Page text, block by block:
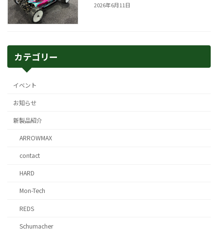
2026年6月11日
カテゴリー
イベント
お知らせ
新製品紹介
ARROWMAX
contact
HARD
Mon-Tech
REDS
Schumacher